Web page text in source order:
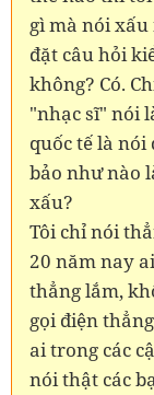
gì mà nói
đặt câu hỏi
không? Có.
"nhạc sĩ" nói
quốc tế là nói
bảo như nào
xấu?
Tôi chỉ nói
20 năm nay
thẳng lắm,
gọi điện
ai trong các
nói thật các